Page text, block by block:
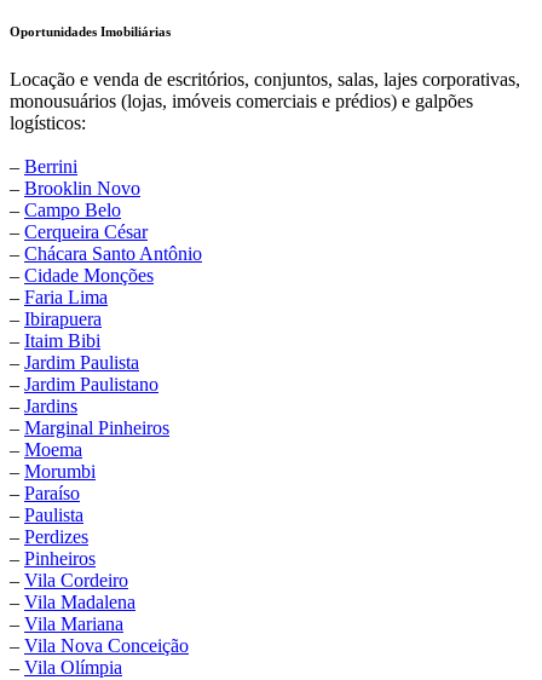
Oportunidades Imobiliárias
Locação e venda de escritórios, conjuntos, salas, lajes corporativas,
monousuários (lojas, imóveis comerciais e prédios) e galpões
logísticos:
– Berrini
– Brooklin Novo
– Campo Belo
– Cerqueira César
– Chácara Santo Antônio
– Cidade Monções
– Faria Lima
– Ibirapuera
– Itaim Bibi
– Jardim Paulista
– Jardim Paulistano
– Jardins
– Marginal Pinheiros
– Moema
– Morumbi
– Paraíso
– Paulista
– Perdizes
– Pinheiros
– Vila Cordeiro
– Vila Madalena
– Vila Mariana
– Vila Nova Conceição
– Vila Olímpia